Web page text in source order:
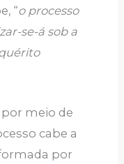
“o processo
se-á sob a
meio de
cabe a
por